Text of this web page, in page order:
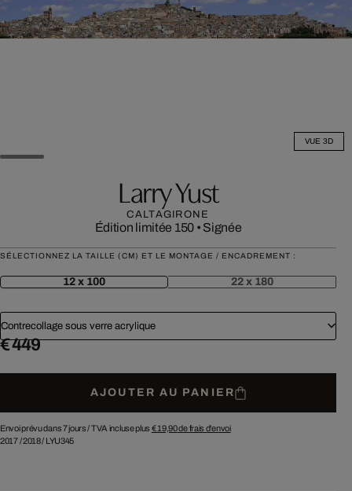
VUE 3D
Larry Yust
CALTAGIRONE
Édition limitée 150 • Signée
SÉLECTIONNEZ LA TAILLE (CM) ET LE MONTAGE / ENCADREMENT :
12 x 100 22 x 180
Contrecollage sous verre acrylique
€ 449
AJOUTER AU PANIER
Envoi prévu dans 7 jours /TVA incluse plus € 19,90de frais d'envoi
2017/2018/ LYU345